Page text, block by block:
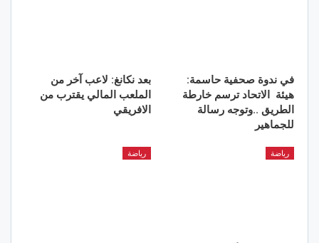
في ندوة صحفية حاسمة:
هيئة الاتحاد ترسم خارطة
الطريق ..وتوجه رسالة
للجماهير
بعد نكانغ: لاعب آخر من
الملعب المالي يقترب من
الافريقي
رياضة رياضة